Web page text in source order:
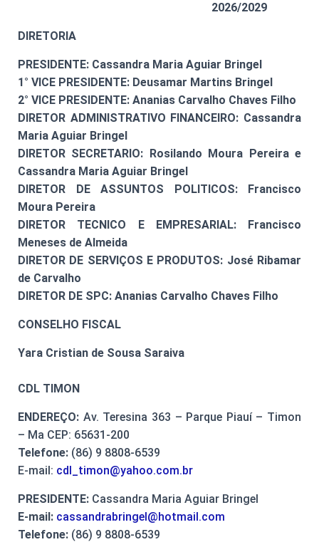
2026/2029
DIRETORIA
PRESIDENTE: Cassandra Maria Aguiar Bringel
1° VICE PRESIDENTE: Deusamar Martins Bringel
2° VICE PRESIDENTE: Ananias Carvalho Chaves Filho
DIRETOR ADMINISTRATIVO FINANCEIRO: Cassandra
Maria Aguiar Bringel
DIRETOR SECRETARIO: Rosilando Moura Pereira e
Cassandra Maria Aguiar Bringel
DIRETOR DE ASSUNTOS POLITICOS: Francisco
Moura Pereira
DIRETOR TECNICO E EMPRESARIAL: Francisco
Meneses de Almeida
DIRETOR DE SERVIÇOS E PRODUTOS: José Ribamar
de Carvalho
DIRETOR DE SPC: Ananias Carvalho Chaves Filho
CONSELHO FISCAL
Yara Cristian de Sousa Saraiva
CDL TIMON
ENDEREÇO: Av. Teresina 363 – Parque Piauí – Timon
– Ma CEP: 65631-200
Telefone: (86) 9 8808-6539
E-mail: cdl_timon@yahoo.com.br
PRESIDENTE: Cassandra Maria Aguiar Bringel
E-mail: cassandrabringel@hotmail.com
Telefone: (86) 9 8808-6539